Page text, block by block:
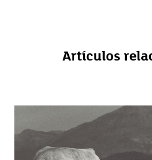
Artículos